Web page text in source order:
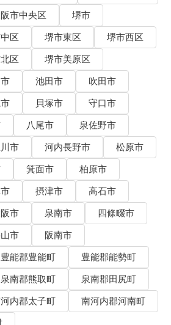
市中央区
堺市
区 堺市東区
堺市西区
区
堺市美原区
池田市
吹田市
貝塚市
守口市
八尾市
泉佐野市
市 河内長野市
松原市
箕面市
柏原市
摂津市
高石市
市 泉南市
四條畷市
市
阪南市
豊能郡豊能町
豊能郡能勢町
泉南郡熊取町
泉南郡田尻町
内郡太子町
南河内郡河南町